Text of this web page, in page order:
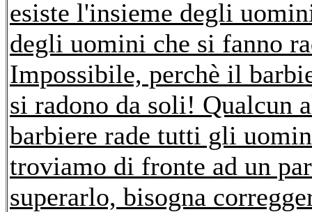
esiste l'insieme degli
degli uomini che si fanno
Impossibile, perchè il
si radono da soli! Qualcun
barbiere rade tutti gli
troviamo di fronte ad un
superarlo, bisogna